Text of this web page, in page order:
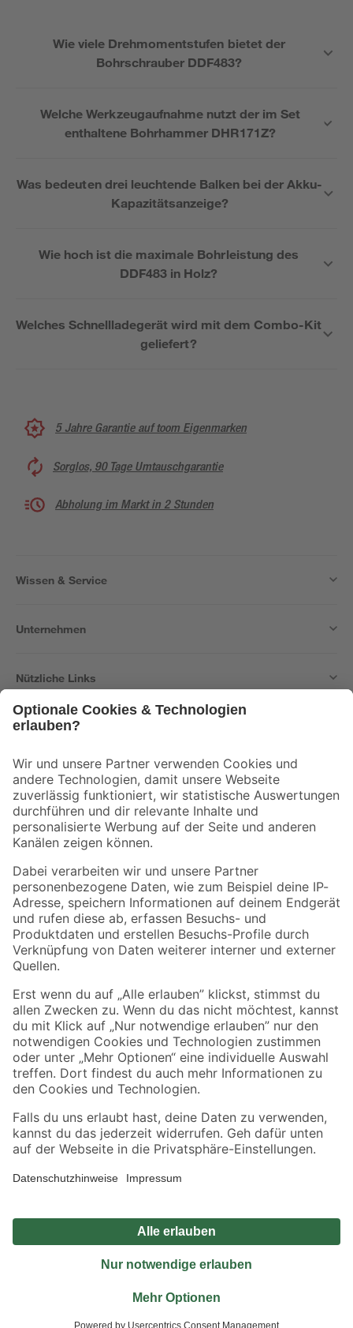
Wie viele Drehmomentstufen bietet der
Bohrschrauber DDF483?
Welche Werkzeugaufnahme nutzt der im Set
enthaltene Bohrhammer DHR171Z?
Was bedeuten drei leuchtende Balken bei der Akku-
Kapazitätsanzeige?
Wie hoch ist die maximale Bohrleistung des
DDF483 in Holz?
Welches Schnellladegerät wird mit dem Combo-Kit
geliefert?
5 Jahre Garantie auf toom Eigenmarken
Sorglos, 90 Tage Umtauschgarantie
Abholung im Markt in 2 Stunden
Wissen & Service
Unternehmen
Nützliche Links
Bleib auf dem Laufenden mit unserem Newsletter
Der toom Newsletter: Keine Angebote und Aktionen mehr verpassen!
Zur Newsletter Anmeldung
Folge uns
Zahlungsarten Versandarten
Sicher einkaufen
Jetzt die toom-App herunterladen
Alle Preisangaben in EUR inkl. gesetzl. MwSt.. Die dargestellten Angebote sind unter
Umständen nicht in allen Märkten verfügbar. Die angegebenen Verfügbarkeiten beziehen
Produkte nur solange der Vorrat reicht.
*Paketversand ab 59 € versandkostenfrei, gilt nicht für Artikel mit Speditionsversand, hier
Privatsphäre Impressum
Nutzungsbedingungen
Widerrufsrecht
Vertrag widerrufen
© 2026 toom Baumarkt GmbH